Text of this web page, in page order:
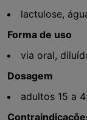
lactulose,
Forma de uso
via oral,
Dosagem
adultos 15 a